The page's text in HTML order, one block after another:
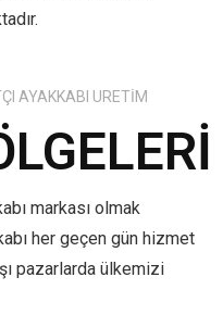
AYAKKABI ÜRETIM
markası olmak
her geçen gün hizmet
pazarlarda ülkemizi